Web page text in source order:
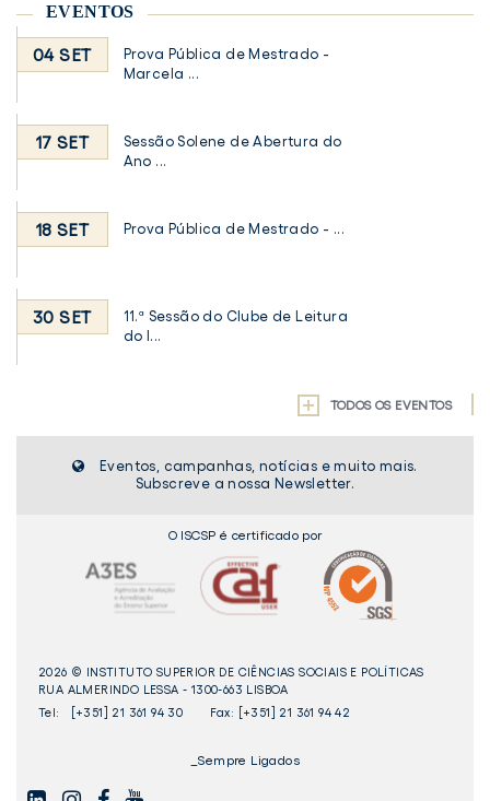
EVENTOS
04 SET
Prova Pública de Mestrado -
Marcela ...
17 SET
Sessão Solene de Abertura do
Ano ...
18 SET Prova Pública de Mestrado - ...
30 SET
11.ª Sessão do Clube de Leitura
do I...
TODOS OS EVENTOS
Eventos, campanhas, notícias e muito mais.
Subscreve a nossa Newsletter.
O ISCSP é certificado por
2026 © INSTITUTO SUPERIOR DE CIÊNCIAS SOCIAIS E POLÍTICAS
RUA ALMERINDO LESSA - 1300-663 LISBOA
Tel:
[+351] 21 361 94 30 Fax: [+351] 21 361 94 42
_Sempre Ligados